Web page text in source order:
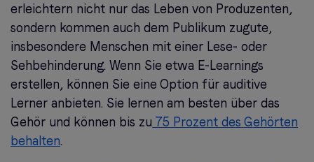
erleichtern nicht nur das Leben von Produzenten,
sondern kommen auch dem Publikum zugute,
insbesondere Menschen mit einer Lese- oder
Sehbehinderung. Wenn Sie etwa E-Learnings
erstellen, können Sie eine Option für auditive
Lerner anbieten. Sie lernen am besten über das
Gehör und können bis zu 75 Prozent des Gehörten
behalten.